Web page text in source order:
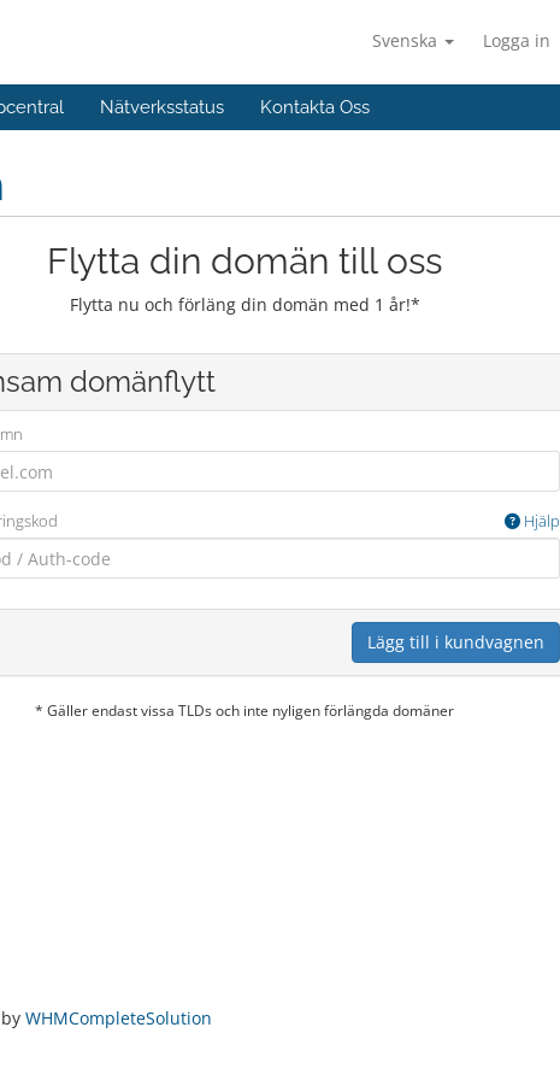
Svenska Logga in
Nätverksstatus Kontakta Oss
Flytta din domän till oss
Flytta nu och förläng din domän med 1 år!*
domänflytt
Hjälp
Lägg till i kundvagnen
* Gäller endast vissa TLDs och inte nyligen förlängda domäner
WHMCompleteSolution